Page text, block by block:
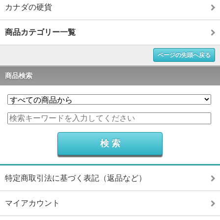
カナダの硬貨
商品カテゴリー一覧
ページの先頭へ戻る
商品検索
特定商取引法に基づく表記（返品など）
マイアカウント